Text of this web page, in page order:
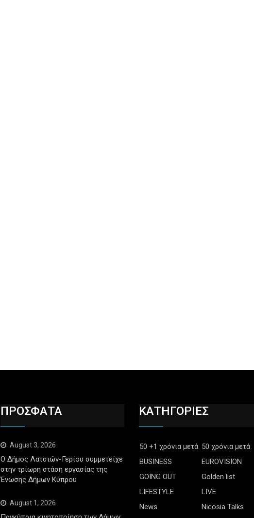
ΠΡΟΣΦΑΤΑ
August 3, 2026
Ο Δήμος Λατσιών-Γερίου συμμετείχε
στην τρίωρη στάση εργασίας της
Ένωσης Δήμων Κύπρου
August 1, 2026
ΚΑΤΗΓΟΡΙΕΣ
50 +1 χρόνια μετά 50 χρόνια μετά
BUSINESS
EUROVISION
GOING OUT
Golden list
LIFESTYLE
LIVE
News
Nicosia Talks